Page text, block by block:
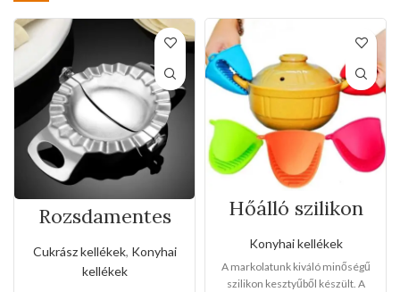
Rozsdamentes
Cukrász kellékek, Konyhai
kellékek
Hőálló szilikon
védőkesztyű
Konyhai kellékek
A markolatunk kiváló minőségű
szilikon kesztyűből készült. A